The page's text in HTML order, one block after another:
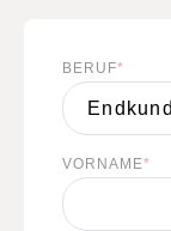
BERUF*
VORNAME*